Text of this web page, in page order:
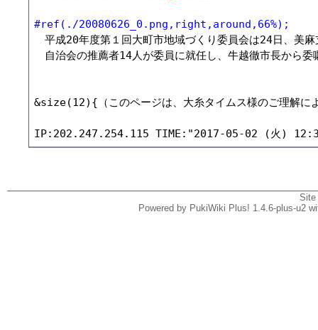
#ref(./20080626_0.png,right,around,66%);
平成20年度第１回大町市地域づくり委員会は24日、美
自治会の推薦者14人が委員に就任し、牛越徹市長から
&size(12){（このページは、大糸タイムス様のご理解に
Powered by PukiWiki Plus! 1.4.6-plus-u2